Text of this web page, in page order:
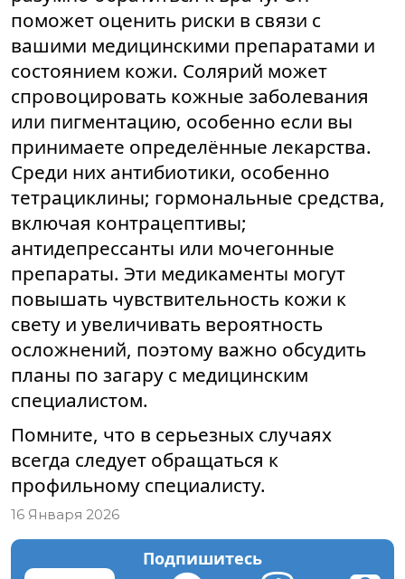
поможет оценить риски в связи с
вашими медицинскими препаратами и
состоянием кожи. Солярий может
спровоцировать кожные заболевания
или пигментацию, особенно если вы
принимаете определённые лекарства.
Среди них антибиотики, особенно
тетрациклины; гормональные средства,
включая контрацептивы;
антидепрессанты или мочегонные
препараты. Эти медикаменты могут
повышать чувствительность кожи к
свету и увеличивать вероятность
осложнений, поэтому важно обсудить
планы по загару с медицинским
специалистом.
Помните, что в серьезных случаях
всегда следует обращаться к
профильному специалисту.
16 Января 2026
Подпишитесь